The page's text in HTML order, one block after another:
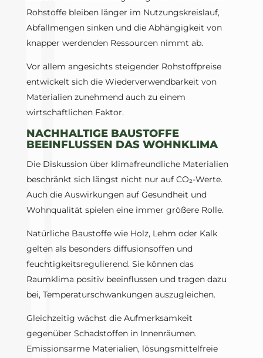
Rohstoffe bleiben länger im Nutzungskreislauf,
Abfallmengen sinken und die Abhängigkeit von
knapper werdenden Ressourcen nimmt ab.
Vor allem angesichts steigender Rohstoffpreise
entwickelt sich die Wiederverwendbarkeit von
Materialien zunehmend auch zu einem
wirtschaftlichen Faktor.
NACHHALTIGE BAUSTOFFE
BEEINFLUSSEN DAS WOHNKLIMA
Die Diskussion über klimafreundliche Materialien
beschränkt sich längst nicht nur auf CO₂-Werte.
Auch die Auswirkungen auf Gesundheit und
Wohnqualität spielen eine immer größere Rolle.
Natürliche Baustoffe wie Holz, Lehm oder Kalk
gelten als besonders diffusionsoffen und
feuchtigkeitsregulierend. Sie können das
Raumklima positiv beeinflussen und tragen dazu
bei, Temperaturschwankungen auszugleichen.
Gleichzeitig wächst die Aufmerksamkeit
gegenüber Schadstoffen in Innenräumen.
Emissionsarme Materialien, lösungsmittelfreie